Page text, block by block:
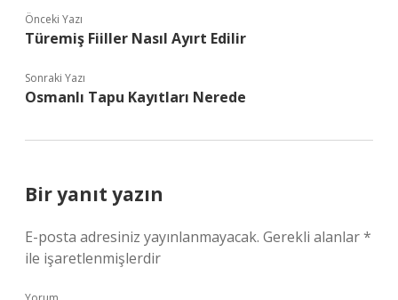
Önceki Yazı
Türemiş Fiiller Nasıl Ayırt Edilir
Sonraki Yazı
Osmanlı Tapu Kayıtları Nerede
Bir yanıt yazın
E-posta adresiniz yayınlanmayacak. Gerekli alanlar*
ile işaretlenmişlerdir